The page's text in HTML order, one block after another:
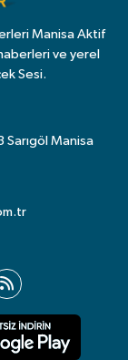
Manisa Aktif
ve yerel
Sesi.
Manisa